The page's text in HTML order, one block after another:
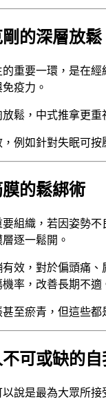
的深層放鬆
重要一環，是在
疫力。
鬆，中式推拿更
例如針對失眠可
的鬆綁術
組織，若因姿勢
逐一鬆開。
效，對於偏頭痛
率，改善長期不適
至瘀青，但這些
可或缺的
說是最為大眾所